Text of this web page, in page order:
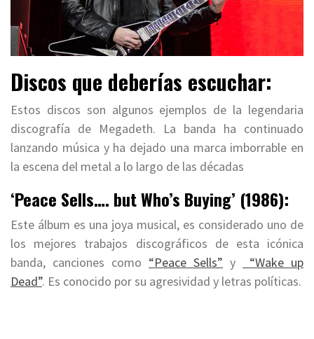
Discos que deberías escuchar:
Estos discos son algunos ejemplos de la legendaria
discografía de Megadeth. La banda ha continuado
lanzando música y ha dejado una marca imborrable en
la escena del metal a lo largo de las décadas
‘Peace Sells…. but Who’s Buying’ (1986):
Este álbum es una joya musical, es considerado uno de
los mejores trabajos discográficos de esta icónica
banda, canciones como “Peace Sells” y
“Wake up
Dead”. Es conocido por su agresividad y letras políticas.